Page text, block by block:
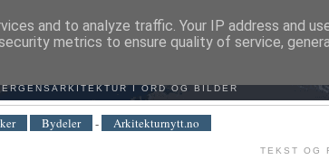
I
I ORD OG BILDER
Bydeler - Arkitekturnytt.no
TEKST OG
and to analyze traffic. Your IP address and
metrics to ensure quality of service,